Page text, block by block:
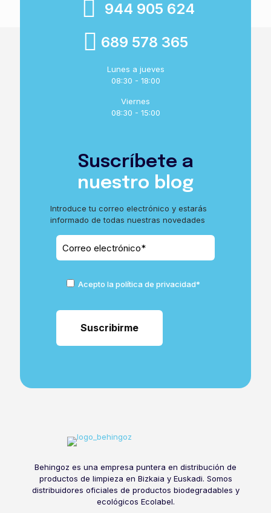
944 905 624
689 578 365
Lunes a jueves
08:30 - 18:00
Viernes
08:30 - 15:00
Suscríbete a
nuestro blog
Introduce tu correo electrónico y estarás
informado de todas nuestras novedades
Acepto la política de privacidad*
Behingoz es una empresa puntera en distribución de
productos de limpieza en Bizkaia y Euskadi. Somos
distribuidores oficiales de productos biodegradables y
ecológicos Ecolabel.